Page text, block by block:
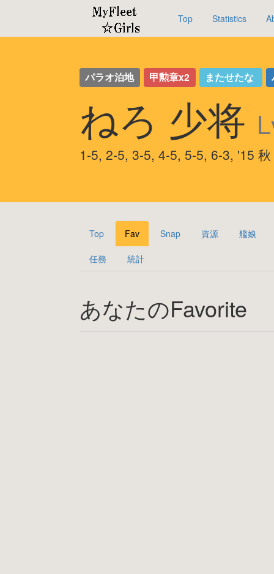
Top Statistics
パラオ泊地 甲勲章x2 またせたな
ねろ 少将
1-5, 2-5, 3-5, 4-5, 5-5, 6-3, '15
Top Fav Snap 資源 艦娘
任務 統計
あなたのFavorite